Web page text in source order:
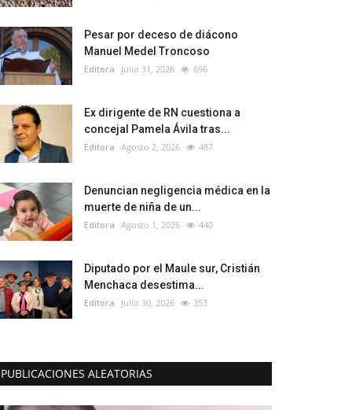
Pesar por deceso de diácono
Manuel Medel Troncoso
Editora Julio 31, 2026 696
Ex dirigente de RN cuestiona a
concejal Pamela Ávila tras...
Editora Agosto 2, 2026 487
Denuncian negligencia médica en la
muerte de niña de un...
Editora Agosto 1, 2026 440
Diputado por el Maule sur, Cristián
Menchaca desestima...
Editora Julio 30, 2026 353
PUBLICACIONES ALEATORIAS